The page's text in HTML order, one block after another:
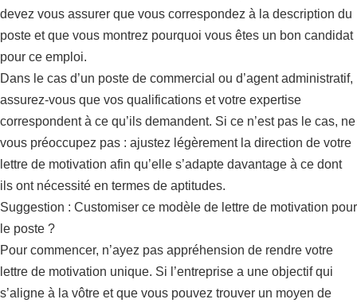
devez vous assurer que vous correspondez à la description du
poste et que vous montrez pourquoi vous êtes un bon candidat
pour ce emploi.
Dans le cas d’un poste de commercial ou d’agent administratif,
assurez-vous que vos qualifications et votre expertise
correspondent à ce qu’ils demandent. Si ce n’est pas le cas, ne
vous préoccupez pas : ajustez légèrement la direction de votre
lettre de motivation afin qu’elle s’adapte davantage à ce dont
ils ont nécessité en termes de aptitudes.
Suggestion : Customiser ce modèle de lettre de motivation pour
le poste ?
Pour commencer, n’ayez pas appréhension de rendre votre
lettre de motivation unique. Si l’entreprise a une objectif qui
s’aligne à la vôtre et que vous pouvez trouver un moyen de